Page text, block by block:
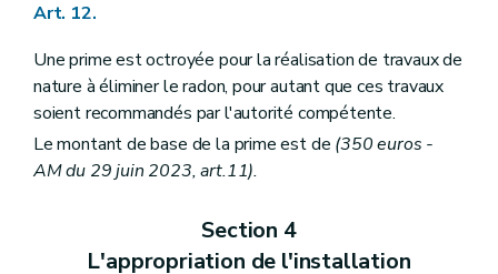
Art. 12.
Une prime est octroyée pour la réalisation de travaux de
nature à éliminer le radon, pour autant que ces travaux
soient recommandés par l'autorité compétente.
Le montant de base de la prime est de (350 euros -
AM du 29 juin 2023, art.11).
Section 4
L'appropriation de l'installation